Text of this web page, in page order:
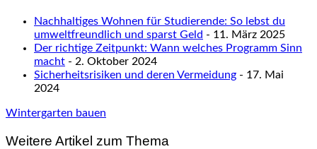
Nachhaltiges Wohnen für Studierende: So lebst du
umweltfreundlich und sparst Geld - 11. März 2025
Der richtige Zeitpunkt: Wann welches Programm Sinn
macht - 2. Oktober 2024
Sicherheitsrisiken und deren Vermeidung - 17. Mai
2024
Wintergarten bauen
Weitere Artikel zum Thema